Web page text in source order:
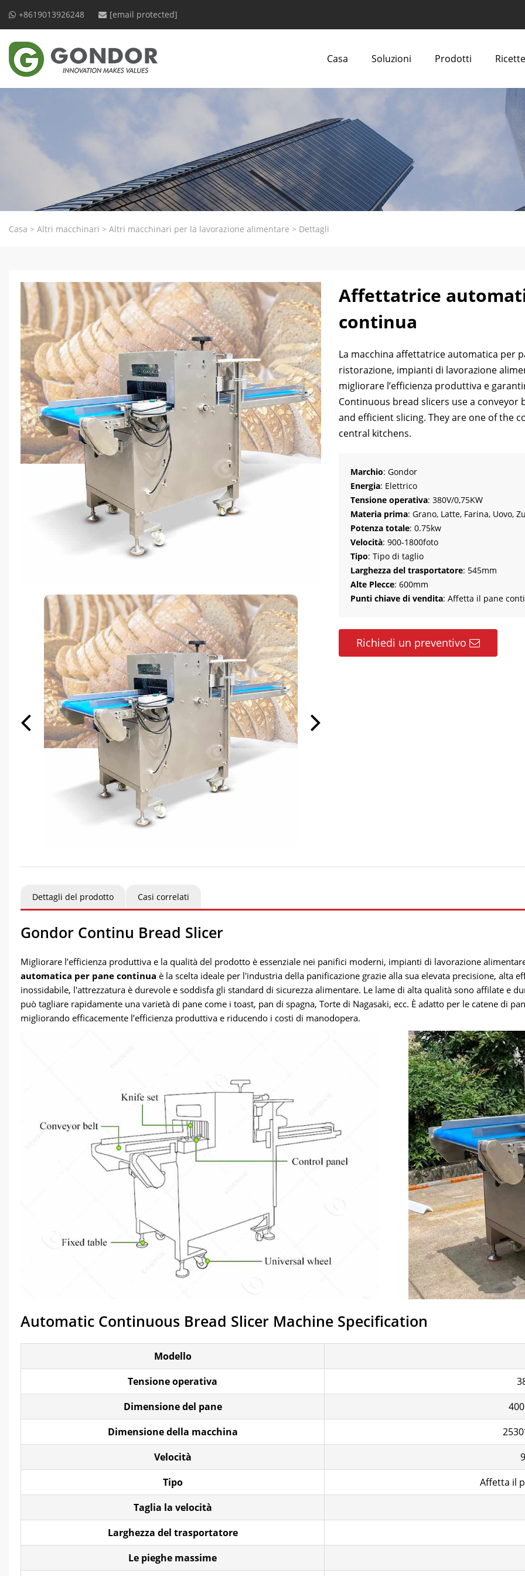
+8619013926248 [email protected]
Casa Soluzioni Prodotti
Casa > Altri macchinari > Altri macchinari per la lavorazione alimentare > Dettagli
Affettatrice
continua
La macchina affettatrice automatica per
ristorazione, impianti di lavorazione
migliorare l’efficienza produttiva e
Continuous bread slicers use a
and efficient slicing.They are one of the
central kitchens.
Marchio: Gondor
Energia: Elettrico
Tensione operativa: 380V/0,75KW
Materia prima: Grano, Latte, Farina, Uovo,
Potenza totale: 0.75kw
Velocità: 900-1800foto
Tipo: Tipo di taglio
Larghezza del trasportatore: 545mm
Alte Plecce: 600mm
Punti chiave di vendita: Affetta il pane
Richiedi un preventivo
Dettagli del prodotto Casi correlati
Gondor Continu Bread Slicer
Migliorare l’efficienza produttiva e la qualità del prodotto è essenziale nei panifici moderni, impianti di lavorazione
automatica per pane continua è la scelta ideale per l'industria della panificazione grazie alla sua elevata precisione, alta
inossidabile, l'attrezzatura è durevole e soddisfa gli standard di sicurezza alimentare. Le lame di alta qualità sono affilate e
può tagliare rapidamente una varietà di pane come i toast, pan di spagna, Torte di Nagasaki, ecc. È adatto per le catene di
migliorando efficacemente l’efficienza produttiva e riducendo i costi di manodopera.
Automatic Continuous Bread Slicer Machine Specification
Modello
Tensione operativa
Dimensione del pane
Dimensione della macchina
Velocità
Tipo
Affetta il
Taglia la velocità
Larghezza del trasportatore
Le pieghe massime